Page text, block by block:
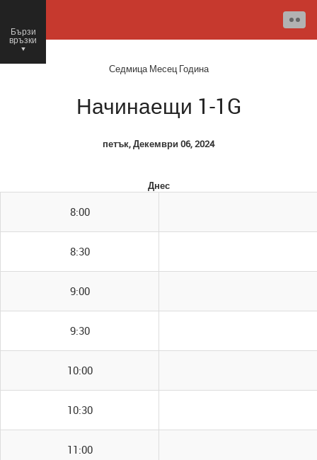
Бързи
връзки
○
СедмицаМесецГодина
Начинаещи 1-1G
петък, Декември 06, 2024
Днес
8:00
8:30
9:00
9:30
10:00
10:30
11:00